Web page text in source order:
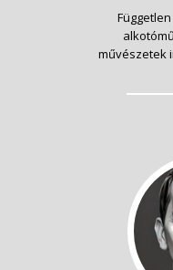
művészetek